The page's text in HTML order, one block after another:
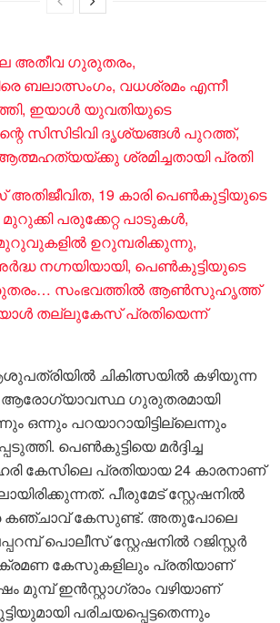
അതീവ ​ഗുരുതരം,
ബലാത്സം​ഗം, വധശ്രമം എന്നീ
ഇയാൾ യുവതിയുടെ
സിസിടിവി ദൃശ്യങ്ങൾ പുറത്ത്,
ശ്രമിച്ചതായി പ്രതി
19 കാരി പെൺകുട്ടിയുടെ
പരുക്കേറ്റ പാടുകൾ,
ഉറുമ്പരിക്കുന്നു,
ന​ഗ്നയിയായി, പെൺകുട്ടിയുടെ
സംഭവത്തിൽ ആൺസുഹൃത്ത്
തല്ലുകേസ് പ്രതിയെന്ന്
ചികിത്സയിൽ കഴിയുന്ന
ആരോ​ഗ്യാവസ്ഥ​ ​ഗുരുതരമായി
പറയാറായിട്ടില്ലെന്നും
പെൺകുട്ടിയെ മർദ്ദിച്ച
കേസിലെ പ്രതിയായ 24 കാരനാണ്
പീരുമേട് സ്റ്റേഷനിൽ
കഞ്ചാവ് കേസുണ്ട്. അതുപോലെ
പൊലീസ് സ്റ്റേഷനിൽ റജിസ്റ്റർ
കേസുകളിലും പ്രതിയാണ്
മുമ്പ് ഇൻസ്റ്റാഗ്രാം വഴിയാണ്
പരിചയപ്പെട്ടതെന്നും